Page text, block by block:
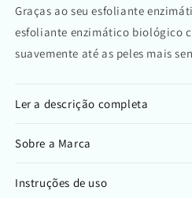
Graças ao seu esfoliante
esfoliante enzimático biológico
suavemente até as peles mais
Ler a descrição completa
Sobre a Marca
Instruções de uso